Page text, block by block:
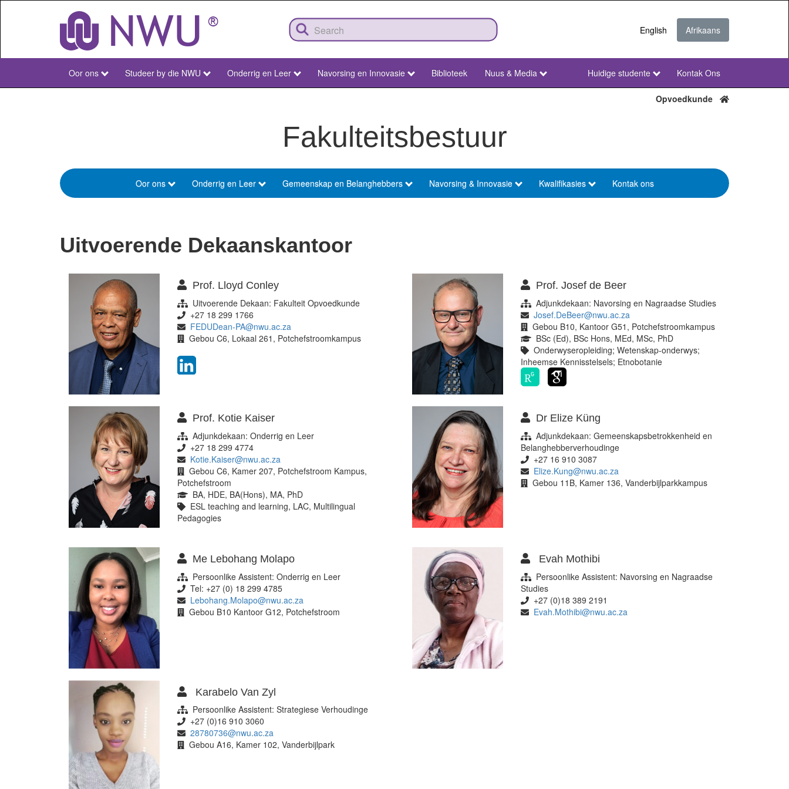
English Afrikaans
NWU
Oor ons Studeer by die NWU Onderrig en Leer Navorsing en Innovasie Biblioteek Nuus & Media
NWU
Secondary
Huidige studente Kontak Ons
Opvoedkunde
Fakulteitsbestuur
Faculty
Education
Oor ons Onderrig en Leer Gemeenskap en Belanghebbers Navorsing & Innovasie Kwalifikasies Kontak ons
Uitvoerende Dekaanskantoor
Prof. Lloyd Conley
Uitvoerende Dekaan: Fakulteit Opvoedkunde
+27 18 299 1766
FEDUDean-PA@nwu.ac.za
Gebou C6, Lokaal 261, Potchefstroomkampus
Prof. Josef de Beer
Adjunkdekaan: Navorsing en Nagraadse Studies
Josef.DeBeer@nwu.ac.za
Gebou B10, Kantoor G51, Potchefstroomkampus
BSc (Ed), BSc Hons, MEd, MSc, PhD
Onderwyseropleiding; Wetenskap-onderwys;
Inheemse Kennisstelsels; Etnobotanie
Prof. Kotie Kaiser
Adjunkdekaan: Onderrig en Leer
+27 18 299 4774
Kotie.Kaiser@nwu.ac.za
Gebou C6, Kamer 207, Potchefstroom Kampus,
Potchefstroom
BA, HDE, BA(Hons), MA, PhD
ESL teaching and learning, LAC, Multilingual
Pedagogies
Dr Elize Küng
Adjunkdekaan: Gemeenskapsbetrokkenheid en
Belanghebberverhoudinge
+27 16 910 3087
Elize.Kung@nwu.ac.za
Gebou 11B, Kamer 136, Vanderbijlparkkampus
Me Lebohang Molapo
Persoonlike Assistent: Onderrig en Leer
Tel: +27 (0) 18 299 4785
Lebohang.Molapo@nwu.ac.za
Gebou B10 Kantoor G12, Potchefstroom
Evah Mothibi
Persoonlike Assistent: Navorsing en Nagraadse
Studies
+27 (0)18 389 2191
Evah.Mothibi@nwu.ac.za
Karabelo Van Zyl
Persoonlike Assistent: Strategiese Verhoudinge
+27 (0)16 910 3060
28780736@nwu.ac.za
Gebou A16, Kamer 102, Vanderbijlpark